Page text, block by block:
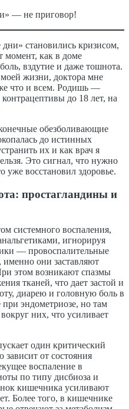
становились кризисом,
как в доме
вздутие и даже тошнота.
жизни, доктора мне
что и всем. Родишь —
до 18 лет, на
обезболивающие
до истинных
их и как врач я
Это сигнал, что нужно
уже восстановил здоровье.
простагландины и
системного воспаления,
игнорируя
— провоспалительные
они заставляют
этом возникают спазмы
тканей, что дает застой и
диарею и головную боль в
эндометриозе, но там
них, что усиливает
один критический
от состояния
воспаление в
по типу дисбиоза и
кишечника усиливают
Более того, в кишечнике